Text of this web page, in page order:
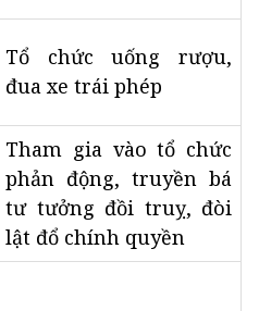
Tổ chức uống rượu,
đua xe trái phép
Tham gia vào tổ chức
phản động, truyền bá
tư tưởng đồi truỵ, đòi
lật đổ chính quyền